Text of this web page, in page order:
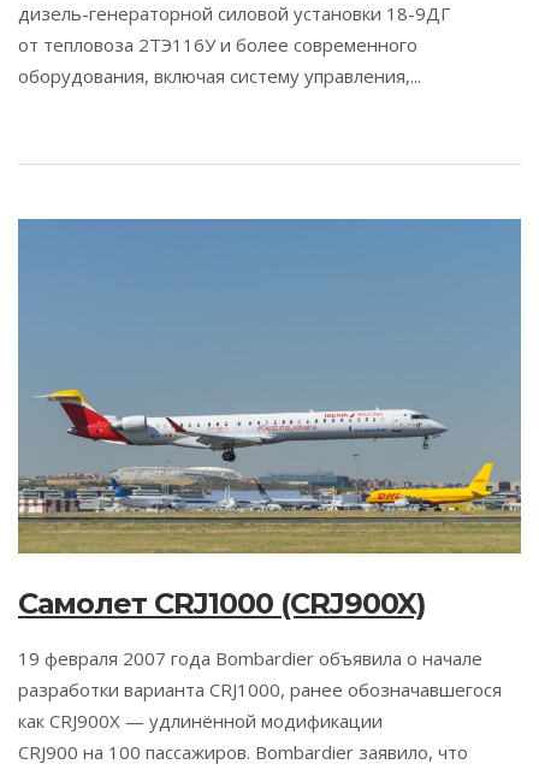
дизель-генераторной силовой установки 18-9ДГ
от тепловоза 2ТЭ116У и более современного
оборудования, включая систему управления,...
Самолет CRJ1000 (CRJ900X)
19 февраля 2007 года Bombardier объявила о начале
разработки варианта CRJ1000, ранее обозначавшегося
как CRJ900X — удлинённой модификации
CRJ900 на 100 пассажиров. Bombardier заявило, что